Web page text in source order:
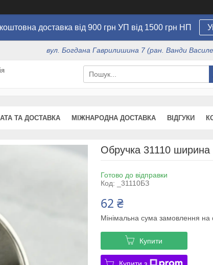
доставка від 900 грн УП від 1500 грн НП
вул. Богдана Гаврилишина 7 (ран. Ванди
ТА ДОСТАВКА МІЖНАРОДНА ДОСТАВКА ВІДГУКИ
Обручка 31110 ширина
Готово до відправки
Код:
_31110БЗ
62 ₴
Мінімальна сума замовлення на
Купити